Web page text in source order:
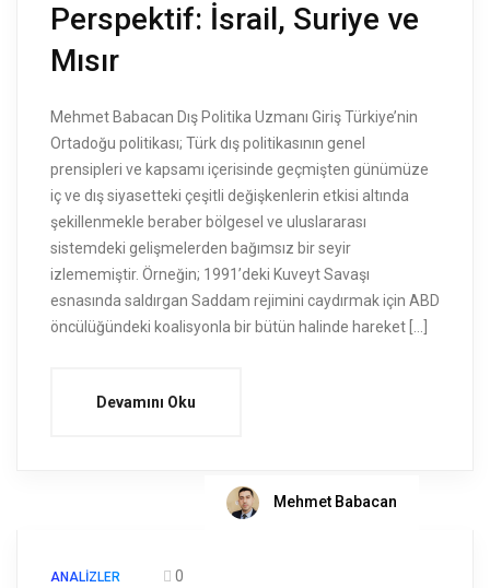
Perspektif: İsrail, Suriye ve
Mısır
Mehmet Babacan Dış Politika Uzmanı Giriş Türkiye’nin
Ortadoğu politikası; Türk dış politikasının genel
prensipleri ve kapsamı içerisinde geçmişten günümüze
iç ve dış siyasetteki çeşitli değişkenlerin etkisi altında
şekillenmekle beraber bölgesel ve uluslararası
sistemdeki gelişmelerden bağımsız bir seyir
izlememiştir. Örneğin; 1991’deki Kuveyt Savaşı
esnasında saldırgan Saddam rejimini caydırmak için ABD
öncülüğündeki koalisyonla bir bütün halinde hareket […]
Devamını Oku
Mehmet Babacan
ANALIZLER 0